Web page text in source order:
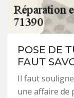
POSE DE
FAUT
Il faut
une affaire de